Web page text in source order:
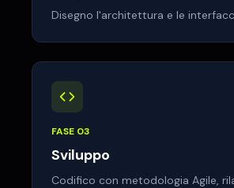
Disegno l'architettura e le
FASE 03
Sviluppo
Codifico con metodologia Agile,